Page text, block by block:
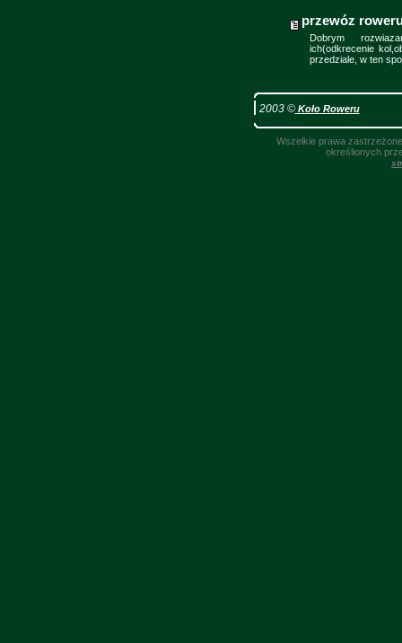
przewóz
Dobrym
ich(odkrecenie
przedziale, w ten
2003 ©Koło Roweru
Wszelkie prawa
określionych